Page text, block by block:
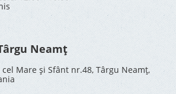
Neamț
Mare și Sfânt nr.48, Târgu Neamț,